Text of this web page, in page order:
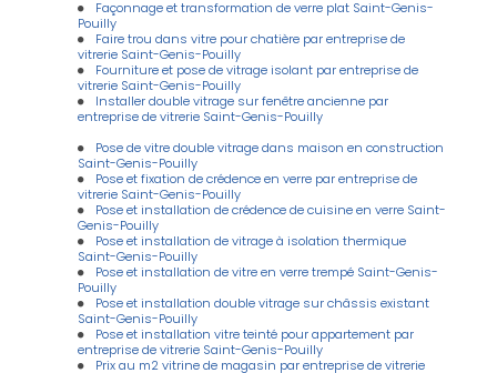
Façonnage et transformation de verre plat Saint-Genis-
Pouilly
Faire trou dans vitre pour chatière par entreprise de
vitrerie Saint-Genis-Pouilly
Fourniture et pose de vitrage isolant par entreprise de
vitrerie Saint-Genis-Pouilly
Installer double vitrage sur fenêtre ancienne par
entreprise de vitrerie Saint-Genis-Pouilly
Pose de vitre double vitrage dans maison en construction
Saint-Genis-Pouilly
Pose et fixation de crédence en verre par entreprise de
vitrerie Saint-Genis-Pouilly
Pose et installation de crédence de cuisine en verre Saint-
Genis-Pouilly
Pose et installation de vitrage à isolation thermique
Saint-Genis-Pouilly
Pose et installation de vitre en verre trempé Saint-Genis-
Pouilly
Pose et installation double vitrage sur châssis existant
Saint-Genis-Pouilly
Pose et installation vitre teinté pour appartement par
entreprise de vitrerie Saint-Genis-Pouilly
Prix au m2 vitrine de magasin par entreprise de vitrerie